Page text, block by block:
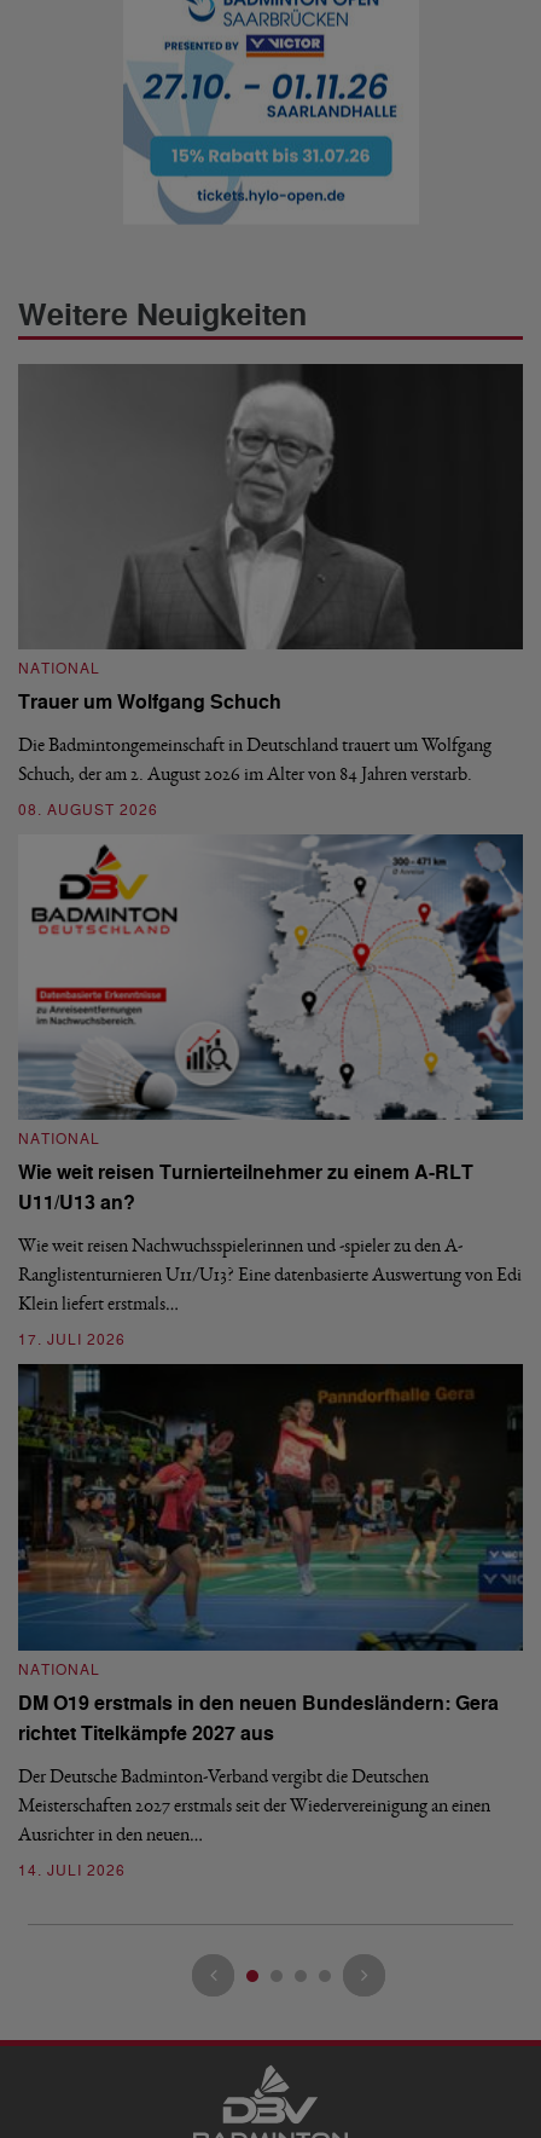
Weitere Neuigkeiten
NATIONAL
Trauer um Wolfgang Schuch
Die Badmintongemeinschaft in Deutschland trauert um Wolfgang
Schuch, der am 2. August 2026 im Alter von 84 Jahren verstarb.
08. AUGUST 2026
NATIONAL
Wie weit reisen Turnierteilnehmer zu einem A-RLT
U11/U13 an?
Wie weit reisen Nachwuchsspielerinnen und -spieler zu den A-
Ranglistenturnieren U11/U13? Eine datenbasierte Auswertung von Edi
Klein liefert erstmals…
17. JULI 2026
NATIONAL
DM O19 erstmals in den neuen Bundesländern: Gera
richtet Titelkämpfe 2027 aus
Der Deutsche Badminton-Verband vergibt die Deutschen
Meisterschaften 2027 erstmals seit der Wiedervereinigung an einen
Ausrichter in den neuen…
14. JULI 2026